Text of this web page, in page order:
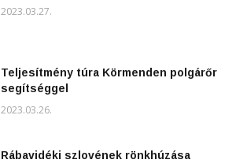
2023.03.27.
Teljesítmény túra Körmenden polgárőr
segítséggel
2023.03.26.
Rábavidéki szlovének rönkhúzása